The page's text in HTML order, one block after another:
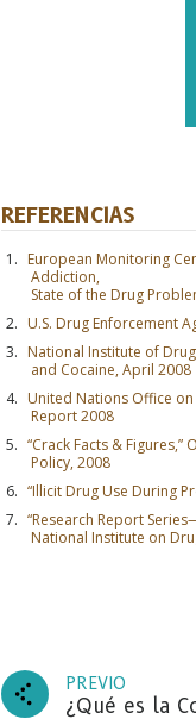
REFERENCIAS
European Monitoring
Addiction,
State of the Drug
U.S. Drug Enforcement
National Institute of
and Cocaine, April 2008
United Nations Office
Report 2008
“Crack Facts &
Policy, 2008
“Illicit Drug Use During
“Research Report
National Institute on
PREVIO
¿Qué es la